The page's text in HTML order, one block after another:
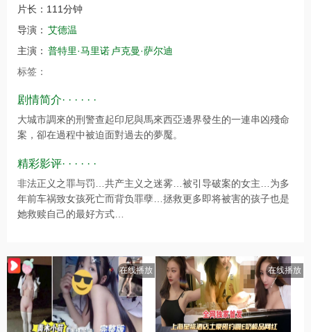
片长： 111分钟
导演： 艾德温
主演： 普特里·马里诺 卢克曼·萨尔迪
标签：
剧情简介· · · · · ·
大城市調來的刑警查起印尼與馬來西亞邊界發生的一連串凶殘命
案，卻在過程中被迫面對過去的夢魘。
精彩影评· · · · · ·
非法正义之罪与罚…共产主义之迷雾…被引导破案的女主…为多
年前车祸致女孩死亡而背负罪孽…拯救更多即将被害的孩子也是
她救赎自己的最好方式…